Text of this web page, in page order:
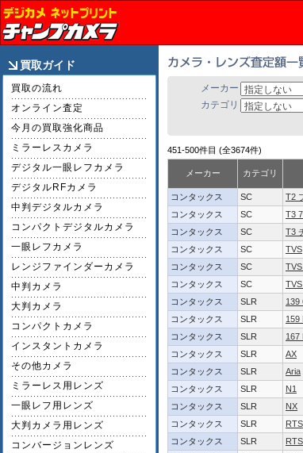
買取ガイド
買取の流れ
オンライン査定
今月の買取強化商品
ミラーレスカメラ
デジタル一眼レフカメラ
デジタルRFカメラ
中判デジタルカメラ
コンパクトデジタルカメラ
一眼レフカメラ
レンジファインダーカメラ
中判カメラ
大判カメラ
コンパクトカメラ
インスタントカメラ
その他カメラ
ミラーレス用レンズ
一眼レフ用レンズ
大判カメラ用レンズ
コンバージョンレンズ
メーカー
カテゴリ
451-500件目 (全3674件)
メーカー カテゴリ
コンタックス
SC T2
コンタックス
SC T3
コンタックス
SC T3
コンタックス
SC TVS
コンタックス
SC TVS
コンタックス
SC
コンタックス
SLR 139
コンタックス
SLR 159
コンタックス
SLR 167
コンタックス
SLR AX
コンタックス
SLR Aria
コンタックス
SLR N1
コンタックス
SLR NX
コンタックス
SLR RTS
コンタックス
SLR